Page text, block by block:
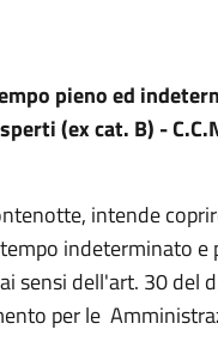
pieno ed
(ex cat. B) -
intende
indeterminato e
sensi dell'art. 30
per le